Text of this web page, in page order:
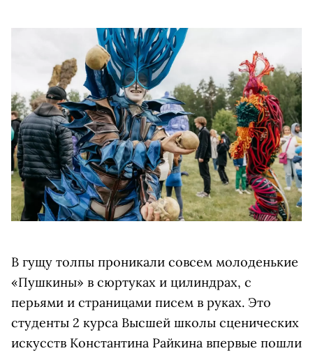
В гущу толпы проникали совсем молоденькие
«Пушкины» в сюртуках и цилиндрах, с
перьями и страницами писем в руках. Это
студенты 2 курса Высшей школы сценических
искусств Константина Райкина впервые пошли